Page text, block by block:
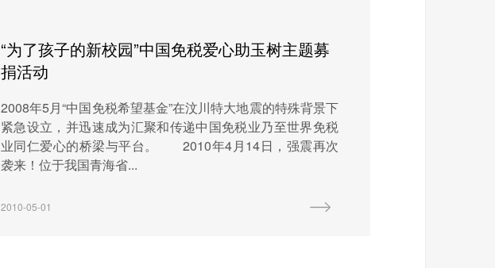
“为了孩子的新校园”中国免税爱心助玉树主题募
捐活动
2008年5月“中国免税希望基金”在汶川特大地震的特殊背景下
紧急设立，并迅速成为汇聚和传递中国免税业乃至世界免税
业同仁爱心的桥梁与平台。 2010年4月14日，强震再次
袭来！位于我国青海省...
2010-05-01